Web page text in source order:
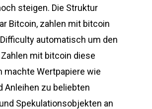
steigen. Die Struktur
Bitcoin, zahlen mit bitcoin
automatisch um den
Zahlen mit bitcoin diese
machte Wertpapiere wie
Anleihen zu beliebten
Spekulationsobjekten an